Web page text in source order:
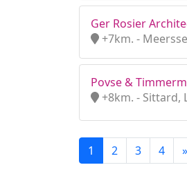
Ger Rosier
+7km. -
Povse &
+8km. - Sittard,
1 2 3 4 »